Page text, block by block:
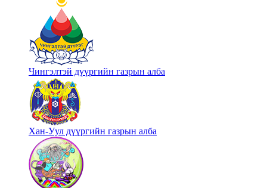
Чингэлтэй дүүргийн газрын алба
Хан-Уул дүүргийн газрын алба